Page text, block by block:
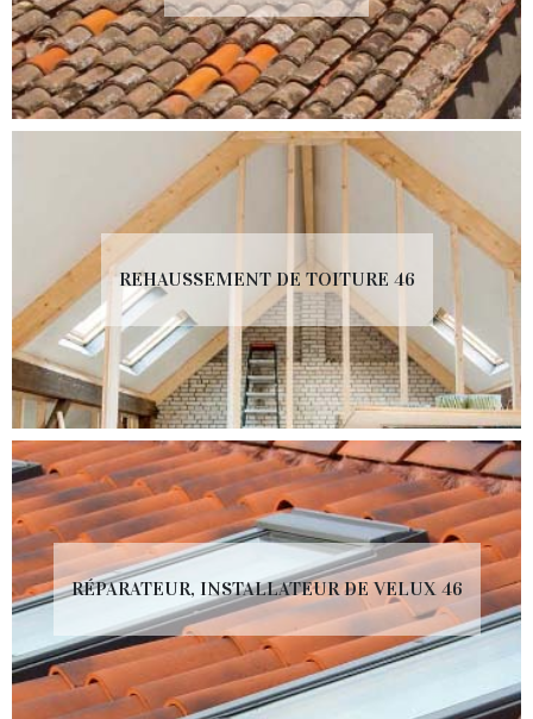
REHAUSSEMENT DE TOITURE 46
RÉPARATEUR, INSTALLATEUR DE VELUX 46